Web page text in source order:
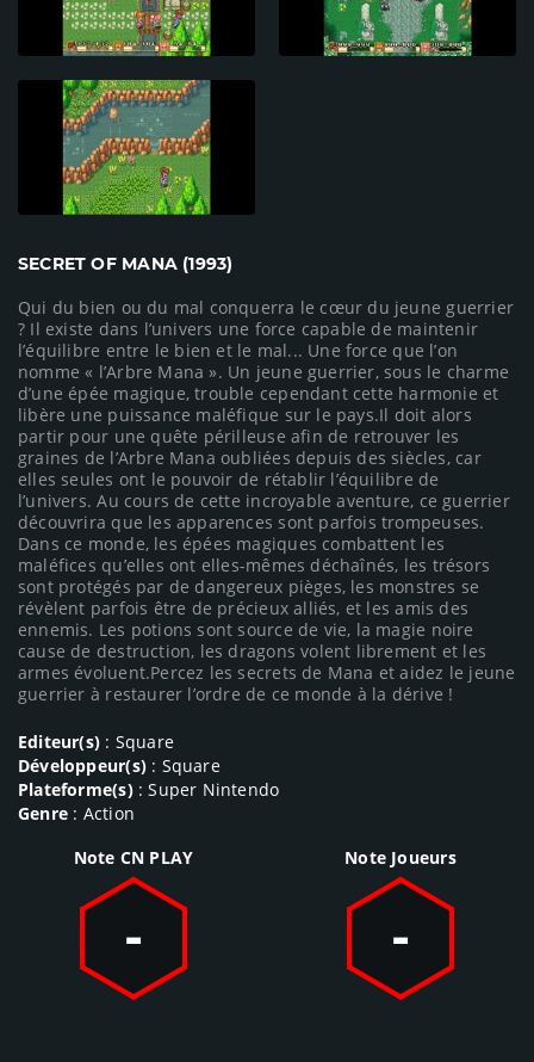
SECRET OF MANA (1993)
Qui du bien ou du mal conquerra le cœur du jeune guerrier
? Il existe dans l’univers une force capable de maintenir
l’équilibre entre le bien et le mal... Une force que l’on
nomme « l’Arbre Mana ». Un jeune guerrier, sous le charme
d’une épée magique, trouble cependant cette harmonie et
libère une puissance maléfique sur le pays.Il doit alors
partir pour une quête périlleuse afin de retrouver les
graines de l’Arbre Mana oubliées depuis des siècles, car
elles seules ont le pouvoir de rétablir l’équilibre de
l’univers. Au cours de cette incroyable aventure, ce guerrier
découvrira que les apparences sont parfois trompeuses.
Dans ce monde, les épées magiques combattent les
maléfices qu’elles ont elles-mêmes déchaînés, les trésors
sont protégés par de dangereux pièges, les monstres se
révèlent parfois être de précieux alliés, et les amis des
ennemis. Les potions sont source de vie, la magie noire
cause de destruction, les dragons volent librement et les
armes évoluent.Percez les secrets de Mana et aidez le jeune
guerrier à restaurer l’ordre de ce monde à la dérive !
Editeur(s) : Square
Développeur(s): Square
Plateforme(s): Super Nintendo
Genre : Action
Note CN PLAY
-
Note Joueurs
-